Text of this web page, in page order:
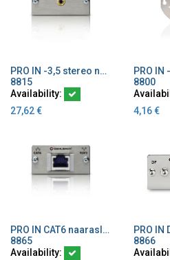
Add to Cart
PRO IN -3,5 stereo naarasliitin 20cm kaapelilla
8815
Availability:
27,62€
8800
4,16€
Add to Cart
PRO IN CAT6 naarasliitin naaras/naaras
8865
Availability:
8866